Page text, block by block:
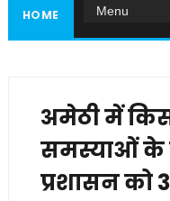
HOME
अमेठी में
समस्याओं के
प्रशासन को